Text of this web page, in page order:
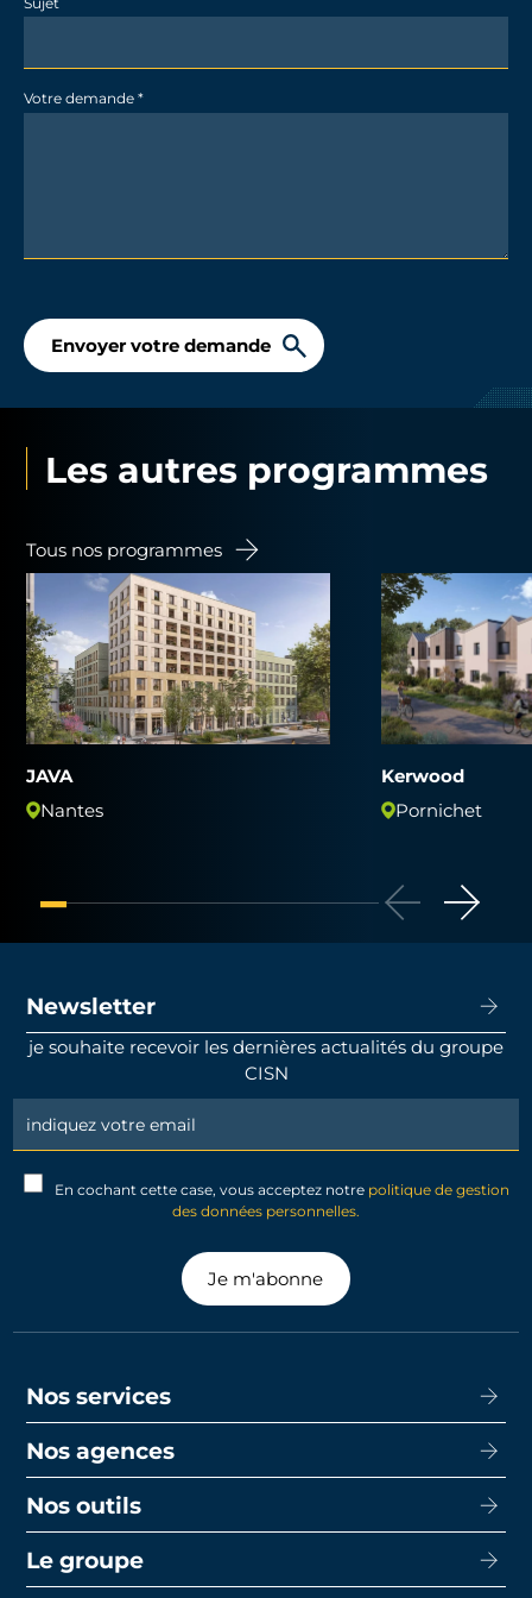
Votre demande*
Envoyer votre demande
Les autres programmes
Tous nos programmes
JAVA
Nantes
Kerwood
Pornichet
Newsletter
je souhaite recevoir les dernières actualités du groupe
CISN
Newsletter
Signup
En cochant cette case, vous acceptez notre politique de gestion
des données personnelles.
Je m'abonne
Nos services
Acheter
Promotion
Transaction
Nos agences
CISN Agence Immobilière Nantes Decré
CISN Agence Immobilière La Baule
Nos outils
Capacité d’emprunt
Le groupe